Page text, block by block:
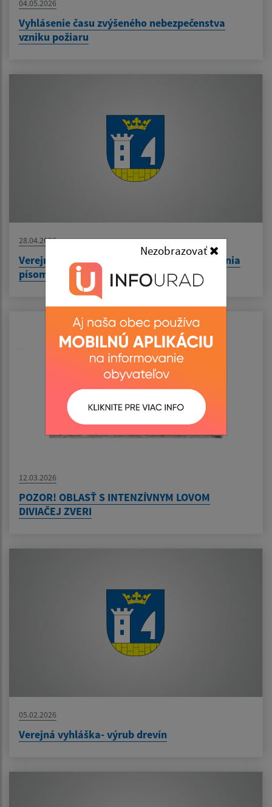
Nezobrazovať
04.05.2026
Vyhlásenie času zvýšeného nebezpečenstva
vzniku požiaru
28.04.2026
Verejná vyhláška- o oznámení miesta uloženia
písomnosti
12.03.2026
POZOR! OBLASŤ S INTENZÍVNYM LOVOM
DIVIAČEJ ZVERI
05.02.2026
Verejná vyhláška- výrub drevín